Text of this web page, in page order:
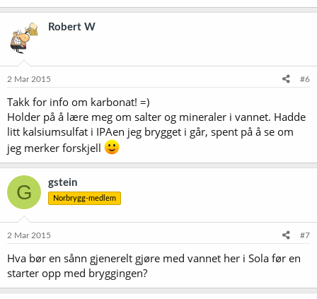
Robert W
2 Mar 2015 #6
Takk for info om karbonat! =)
Holder på å lære meg om salter og mineraler i vannet. Hadde
litt kalsiumsulfat i IPAen jeg brygget i går, spent på å se om
jeg merker forskjell
G gstein
Norbrygg-medlem
2 Mar 2015 #7
Hva bør en sånn gjenerelt gjøre med vannet her i Sola før en
starter opp med bryggingen?